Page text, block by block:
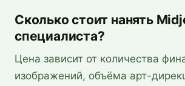
Сколько стоит нанять
специалиста?
Цена зависит от количества
изображений, объёма арт-